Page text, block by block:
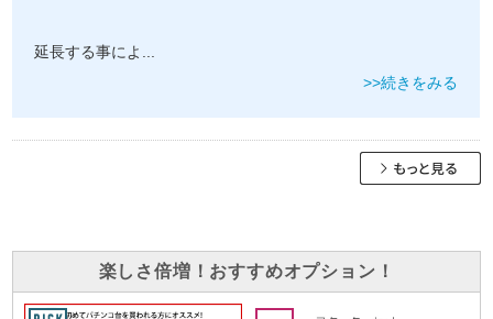
延長する事によ
>>続きをみる
楽しさ倍増！おすすめオプション！